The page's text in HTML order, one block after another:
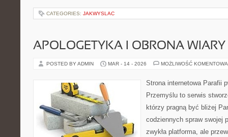
CATEGORIES: JAKWYSLAC
APOLOGETYKA I OBRONA WIARY
POSTED BY ADMIN MAR - 14 - 2026 MOŻLIWOŚĆ
Strona internetowa Parafii
Przemyślu to serwis
którzy pragną być bliżej
codziennych spraw swojej
zwykła platforma, ale